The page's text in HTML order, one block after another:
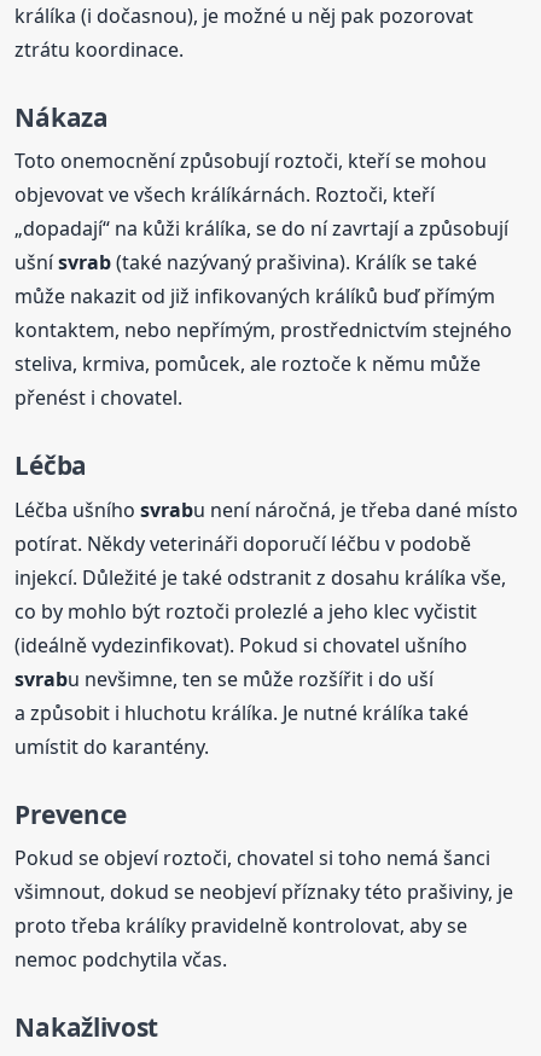
králíka (i dočasnou), je možné u něj pak pozorovat
ztrátu koordinace.
Nákaza
Toto onemocnění způsobují roztoči, kteří se mohou
objevovat ve všech králíkárnách. Roztoči, kteří
„dopadají“ na kůži králíka, se do ní zavrtají a způsobují
ušnísvrab(také nazývaný prašivina). Králík se také
může nakazit od již infikovaných králíků buď přímým
kontaktem, nebo nepřímým, prostřednictvím stejného
steliva, krmiva, pomůcek, ale roztoče k němu může
přenést i chovatel.
Léčba
Léčba ušníhosvrabu není náročná, je třeba dané místo
potírat. Někdy veterináři doporučí léčbu v podobě
injekcí. Důležité je také odstranit z dosahu králíka vše,
co by mohlo být roztoči prolezlé a jeho klec vyčistit
(ideálně vydezinfikovat). Pokud si chovatel ušního
svrabu nevšimne, ten se může rozšířit i do uší
a způsobit i hluchotu králíka. Je nutné králíka také
umístit do karantény.
Prevence
Pokud se objeví roztoči, chovatel si toho nemá šanci
všimnout, dokud se neobjeví příznaky této prašiviny, je
proto třeba králíky pravidelně kontrolovat, aby se
nemoc podchytila včas.
Nakažlivost